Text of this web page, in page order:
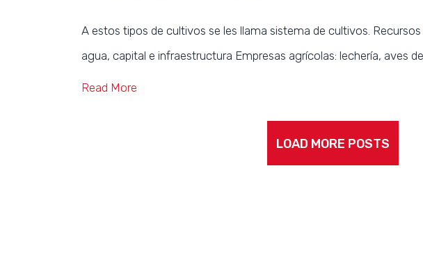
A estos tipos de cultivos se les llama sistema de cultivos.
agua, capital e infraestructura Empresas agrícolas: lechería, aves
Read More
LOAD MORE POSTS